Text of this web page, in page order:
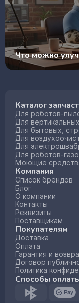
Что можно
Каталог
Для роботов-
Для
Для бытовых,
Для
Для
Для роботов-
Моющие
Компания
Список брендов
Блог
О компании
Контакты
Реквизиты
Поставщикам
Покупателям
Доставка
Оплата
Гарантия и
Договор
Политика
Способы